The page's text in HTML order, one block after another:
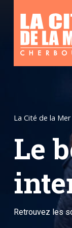
L’océan
Poisson
Horaires
Tourisme
handicap
La Cité de la Mer
Le
Retrouvez les